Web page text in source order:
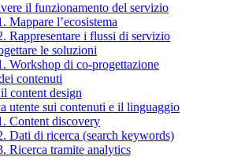
il funzionamento del servizio
Mappare l’ecosistema
Rappresentare i flussi di servizio
le soluzioni
Workshop di co-progettazione
contenuti
content design
utente sui contenuti e il linguaggio
Content discovery
Dati di ricerca (search keywords)
Ricerca tramite analytics